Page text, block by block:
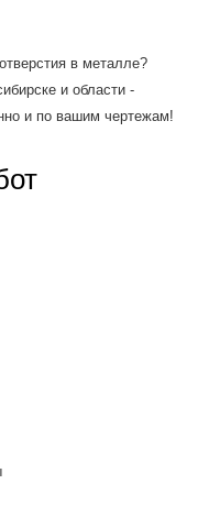
в металле?
и области -
и по вашим чертежам!